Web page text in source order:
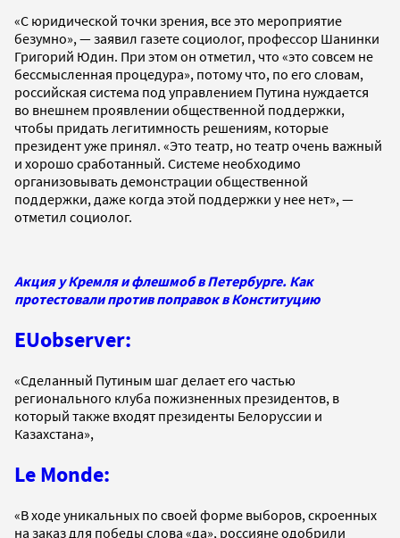
«С юридической точки зрения, все это мероприятие
безумно», — заявил газете социолог, профессор Шанинки
Григорий Юдин. При этом он отметил, что «это совсем не
бессмысленная процедура», потому что, по его словам,
российская система под управлением Путина нуждается
во внешнем проявлении общественной поддержки,
чтобы придать легитимность решениям, которые
президент уже принял. «Это театр, но театр очень важный
и хорошо сработанный. Системе необходимо
организовывать демонстрации общественной
поддержки, даже когда этой поддержки у нее нет», —
отметил социолог.
Акция у Кремля и флешмоб в Петербурге. Как
протестовали против поправок в Конституцию
EUobserver:
«Сделанный Путиным шаг делает его частью
регионального клуба пожизненных президентов, в
который также входят президенты Белоруссии и
Казахстана»,
Le Monde:
«В ходе уникальных по своей форме выборов, скроенных
на заказ для победы слова «да», россияне одобрили